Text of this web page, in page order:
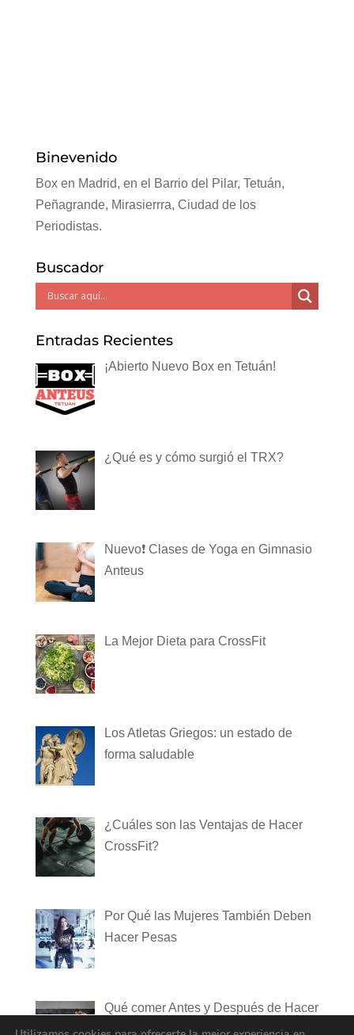
Binevenido
Box en Madrid, en el Barrio del Pilar, Tetuán,
Peñagrande, Mirasierrra, Ciudad de los
Periodistas.
Buscador
Entradas Recientes
¡Abierto Nuevo Box en Tetuán!
¿Qué es y cómo surgió el TRX?
Nuevo❗️ Clases de Yoga en Gimnasio
Anteus
La Mejor Dieta para CrossFit
Los Atletas Griegos: un estado de
forma saludable
¿Cuáles son las Ventajas de Hacer
CrossFit?
Por Qué las Mujeres También Deben
Hacer Pesas
Qué comer Antes y Después de Hacer
Ejercicio